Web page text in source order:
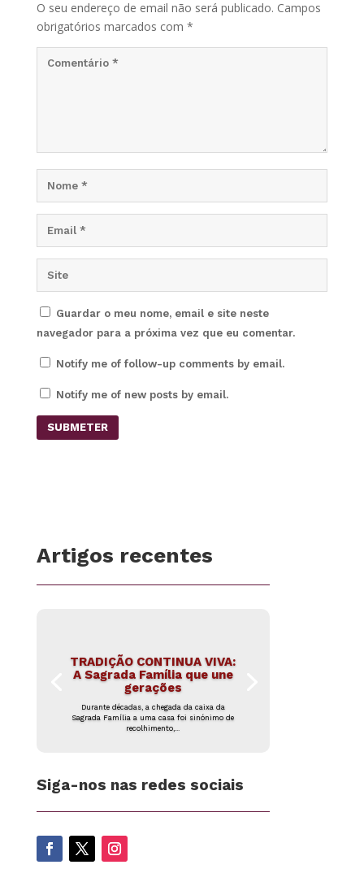
O seu endereço de email não será publicado. Campos
obrigatórios marcados com *
Guardar o meu nome, email e site neste
navegador para a próxima vez que eu comentar.
Notify me of follow-up comments by email.
Notify me of new posts by email.
SUBMETER
Artigos recentes
TRADIÇÃO CONTINUA VIVA:
A Sagrada Família que une
gerações
Durante décadas, a chegada da caixa da
Sagrada Família a uma casa foi sinónimo de
recolhimento,...
Siga-nos nas redes sociais